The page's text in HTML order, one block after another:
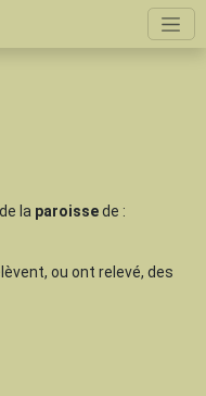
la paroissede :
ou ont relevé, des